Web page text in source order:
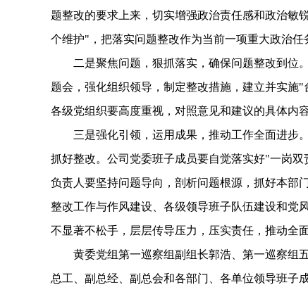
题整改的要求上来，切实增强政治责任感和政治
个维护"，把落实问题整改作为当前一项重大政治
二是聚焦问题，狠抓落实，确保问题整改到位
题会，强化组织领导，制定整改措施，建立并实施
各级党组织要高度重视，对照意见和建议的具体内
三是强化引领，运用成果，推动工作全面进步
抓好整改。公司党委班子成员要自觉落实好"一岗
负责人要坚持问题导向，剖析问题根源，抓好本部
整改工作与作风建设、各级领导班子队伍建设和党
不显著不松手，层层传导压力，压实责任，推动全
黄委党组第一巡察组副组长郭浩、第一巡察组
总工、副总经、副总会和各部门、各单位领导班子